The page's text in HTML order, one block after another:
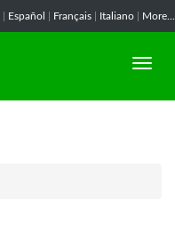
Español Français Italiano More...